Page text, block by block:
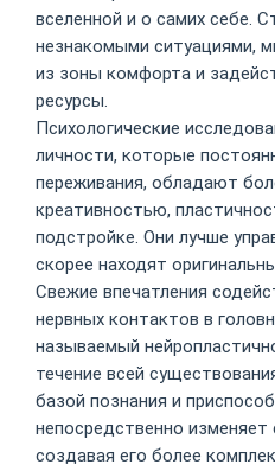
вселенной и о самих себе.
незнакомыми ситуациями,
из зоны комфорта и
ресурсы.
Психологические
личности, которые
переживания, обладают
креативностью,
подстройке. Они лучше
скорее находят
Свежие впечатления
нервных контактов в
называемый
течение всей
базой познания и
непосредственно изменяет
создавая его более